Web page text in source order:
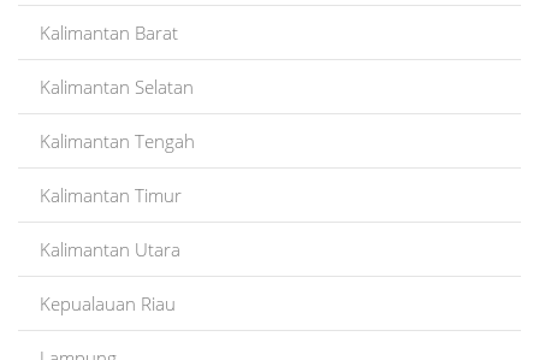
Kalimantan Barat
Kalimantan Selatan
Kalimantan Tengah
Kalimantan Timur
Kalimantan Utara
Kepualauan Riau